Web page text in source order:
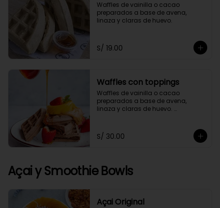
Waffles de vainilla o cacao
preparados a base de avena,
linaza y claras de huevo.
S/ 19.00
Waffles con toppings
Waffles de vainilla o cacao
preparados a base de avena,
linaza y claras de huevo.
S/ 30.00
Açai y Smoothie Bowls
Açai Original